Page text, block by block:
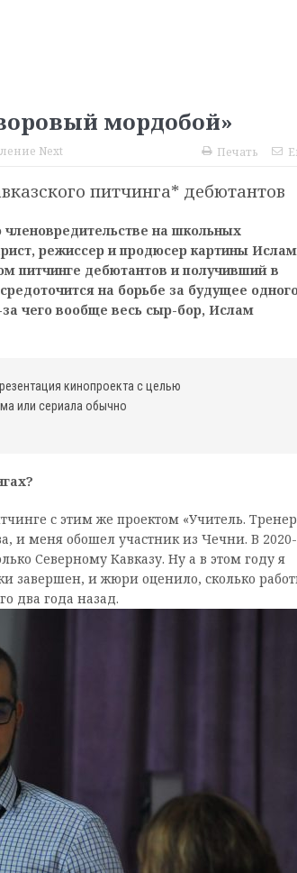
мордобой»
Next Печать
питчинга* дебютантов
членовредительстве на школьных
режиссер и продюсер картины Ислам
питчинге дебютантов и получивший в
на борьбе за будущее
чего вообще весь сыр-бор, Ислам
кинопроекта с целью
или сериала обычно
с этим же проектом «Учитель.
и меня обошел участник из Чечни. В
Северному Кавказу. Ну а в этом году я
завершен, и жюри оценило, сколько
два года назад.